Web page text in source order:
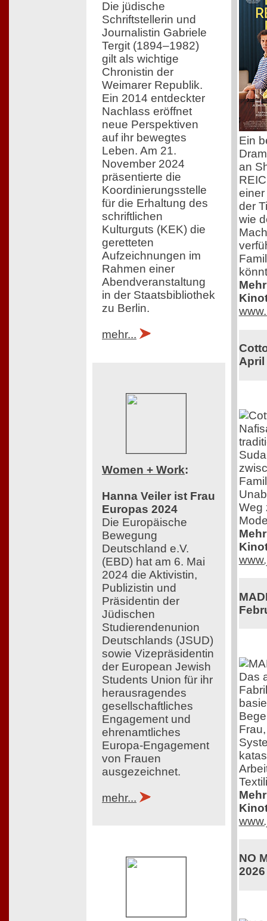
Die jüdische
Schriftstellerin und
Journalistin Gabriele
Tergit (1894–1982)
gilt als wichtige
Chronistin der
Weimarer Republik.
Ein 2014 entdeckter
Nachlass eröffnet
neue Perspektiven
auf ihr bewegtes
Leben. Am 21.
November 2024
präsentierte die
Koordinierungsstelle
für die Erhaltung des
schriftlichen
Kulturguts (KEK) die
geretteten
Aufzeichnungen im
Rahmen einer
Abendveranstaltung
in der Staatsbibliothek
zu Berlin.
mehr...
Women + Work:
Hanna Veiler ist Frau
Europas 2024
Die Europäische
Bewegung
Deutschland e.V.
(EBD) hat am 6. Mai
2024 die Aktivistin,
Publizistin und
Präsidentin der
Jüdischen
Studierendenunion
Deutschlands (JSUD)
sowie Vizepräsidentin
der European Jewish
Students Union für ihr
herausragendes
gesellschaftliches
Engagement und
ehrenamtliches
Europa-Engagement
von Frauen
ausgezeichnet.
mehr...
Ein
an
einer
der
wie
April
Weg
Das
NO
2026